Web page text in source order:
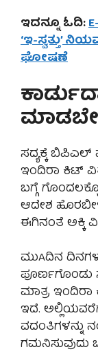
ಇದನ್ನೂ ಓದಿ:
‘ಇ-ಸ್ವತ್ತು’
ಘೋಷಣೆ
ಸದ್ಯಕ್ಕೆ ಬಿಪಿಎಲ್
ಇಂದಿರಾ ಕಿಟ್
ಬಗ್ಗೆ
ಆದೇಶ
ಈಗಿನಂತೆ ಅಕ್ಕಿ
ಮುAದಿನ
ಪೂರ್ಣಗೊಂಡು
ಮಾತ್ರ
ಇದೆ.
ವದಂತಿಗಳನ್ನು
ಗಮನಿಸುವುದು